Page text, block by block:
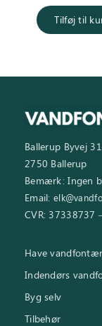
Tilføj til
Ballerup Byvej
2750 Ballerup
Bemærk: Ingen
Email:
CVR: 37338737
Have
Indendørs
Byg selv
Tilbehør